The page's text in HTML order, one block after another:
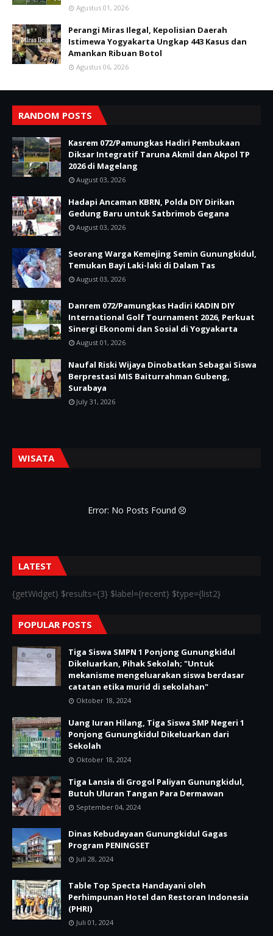
Agustus 01, 2026
Perangi Miras Ilegal, Kepolisian Daerah
Istimewa Yogyakarta Ungkap 443 Kasus dan
Amankan Ribuan Botol
Agustus 06, 2026
RANDOM POSTS
Kasrem 072/Pamungkas Hadiri Pembukaan
Diksar Integratif Taruna Akmil dan Akpol TP
2026 di Magelang
August 03, 2026
Hadapi Ancaman KBRN, Polda DIY Dirikan
Gedung Baru untuk Satbrimob Gegana
August 03, 2026
Seorang Warga Kemejing Semin Gunungkidul,
Temukan Bayi Laki-laki di Dalam Tas
August 03, 2026
Danrem 072/Pamungkas Hadiri KADIN DIY
International Golf Tournament 2026, Perkuat
Sinergi Ekonomi dan Sosial di Yogyakarta
August 01, 2026
Naufal Riski Wijaya Dinobatkan Sebagai Siswa
Berprestasi MIS Baiturrahman Gubeng,
Surabaya
July 31, 2026
WISATA
Error: No Posts Found
LATEST
{getWidget} $results={3} $label={recent} $type={list2}
POPULAR POSTS
Tiga Siswa SMPN 1 Ponjong Gunungkidul
Dikeluarkan, Pihak Sekolah; "Untuk
mekanisme mengeluarakan siswa berdasar
catatan etika murid di sekolahan"
Oktober 18, 2024
Uang Iuran Hilang, Tiga Siswa SMP Negeri 1
Ponjong Gunungkidul Dikeluarkan dari
Sekolah
Oktober 18, 2024
Tiga Lansia di Grogol Paliyan Gunungkidul,
Butuh Uluran Tangan Para Dermawan
September 04, 2024
Dinas Kebudayaan Gunungkidul Gagas
Program PENINGSET
Juli 28, 2024
Table Top Specta Handayani oleh
Perhimpunan Hotel dan Restoran Indonesia
(PHRI)
Juli 01, 2024